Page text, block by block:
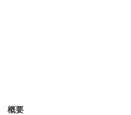
概要